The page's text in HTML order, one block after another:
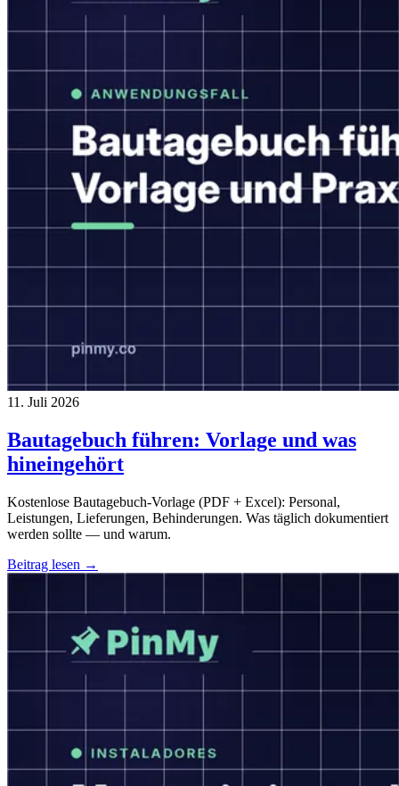
11. Juli 2026
Bautagebuch führen: Vorlage und was
hineingehört
Kostenlose Bautagebuch-Vorlage (PDF + Excel): Personal,
Leistungen, Lieferungen, Behinderungen. Was täglich dokumentiert
werden sollte — und warum.
Beitrag lesen →